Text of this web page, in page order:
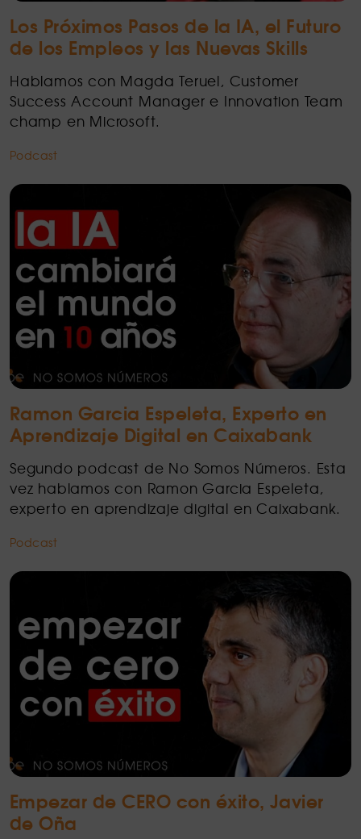
Los Próximos Pasos de la IA, el Futuro
de los Empleos y las Nuevas Skills
Hablamos con Magda Teruel, Customer
Success Account Manager e Innovation Team
champ en Microsoft.
Podcast
Ramon Garcia Espeleta, Experto en
Aprendizaje Digital en Caixabank
Segundo podcast de No Somos Números. Esta
vez hablamos con Ramon Garcia Espeleta,
experto en aprendizaje digital en Caixabank.
Podcast
Empezar de CERO con éxito, Javier
de Oña